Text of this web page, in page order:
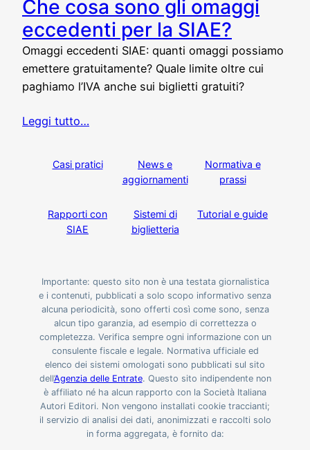
Che cosa sono gli omaggi
eccedenti per la SIAE?
Omaggi eccedenti SIAE: quanti omaggi possiamo
emettere gratuitamente? Quale limite oltre cui
paghiamo l’IVA anche sui biglietti gratuiti?
Leggi tutto…
Casi pratici
News e
aggiornamenti
Normativa e
prassi
Rapporti con
SIAE
Sistemi di
biglietteria
Tutorial e guide
Importante: questo sito non è una testata giornalistica
e i contenuti, pubblicati a solo scopo informativo senza
alcuna periodicità, sono offerti così come sono, senza
alcun tipo garanzia, ad esempio di correttezza o
completezza. Verifica sempre ogni informazione con un
consulente fiscale e legale. Normativa ufficiale ed
elenco dei sistemi omologati sono pubblicati sul sito
dell’Agenzia delle Entrate. Questo sito indipendente non
è affiliato né ha alcun rapporto con la Società Italiana
Autori Editori. Non vengono installati cookie traccianti;
il servizio di analisi dei dati, anonimizzati e raccolti solo
in forma aggregata, è fornito da: